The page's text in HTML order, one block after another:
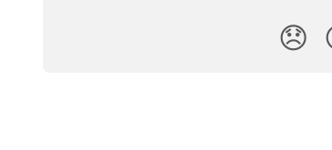
😞